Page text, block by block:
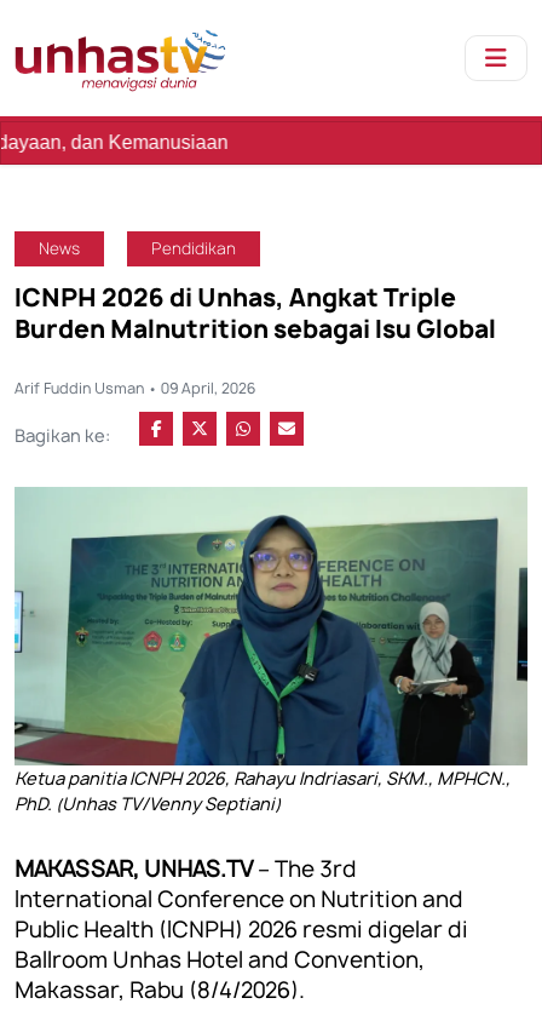
News Pendidikan
ICNPH 2026 di Unhas, Angkat Triple
Burden Malnutrition sebagai Isu Global
Arif Fuddin Usman • 09 April, 2026
Bagikan ke:
Ketua panitia ICNPH 2026, Rahayu Indriasari, SKM., MPHCN.,
PhD. (Unhas TV/Venny Septiani)
MAKASSAR, UNHAS.TV– The 3rd
International Conference on Nutrition and
Public Health (ICNPH) 2026 resmi digelar di
Ballroom Unhas Hotel and Convention,
Makassar, Rabu (8/4/2026).